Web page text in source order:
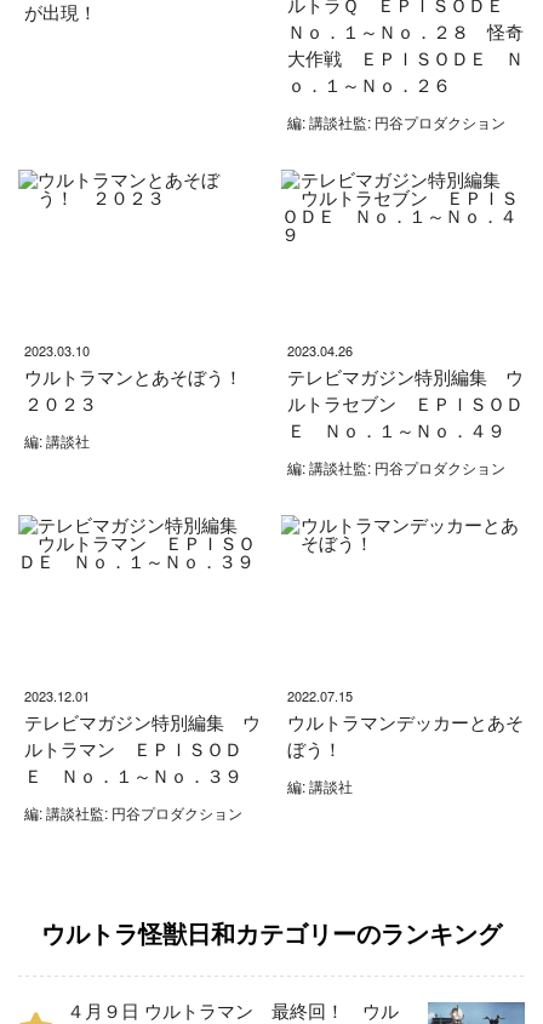
が出現！
Ｎｏ．１～Ｎｏ．２８ 怪奇
大作戦 ＥＰＩＳＯＤＥ Ｎ
ｏ．１～Ｎｏ．２６
編: 講談社監: 円谷プロダクション
2023.03.10
ウルトラマンとあそぼう！
２０２３
編: 講談社
2023.04.26
テレビマガジン特別編集 ウ
ルトラセブン ＥＰＩＳＯＤ
Ｅ Ｎｏ．１～Ｎｏ．４９
編: 講談社監: 円谷プロダクション
2023.12.01
テレビマガジン特別編集 ウ
ルトラマン ＥＰＩＳＯＤ
Ｅ Ｎｏ．１～Ｎｏ．３９
編: 講談社監: 円谷プロダクション
2022.07.15
ウルトラマンデッカーとあそ
ぼう！
編: 講談社
ウルトラ怪獣日和カテゴリーのランキング
４月９日 ウルトラマン 最終回！ ウル